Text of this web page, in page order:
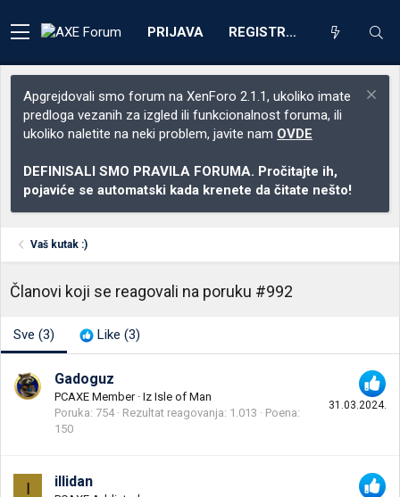
PRIJAVA REGISTRACIJA
Apgrejdovali smo forum na XenForo 2.1.1, ukoliko imate
predloga vezanih za izgled ili funkcionalnost foruma, ili
ukoliko naletite na neki problem, javite nam OVDE
DEFINISALI SMO PRAVILA FORUMA. Pročitajte ih,
pojaviće se automatski kada krenete da čitate nešto!
Vaš kutak :)
Članovi koji se reagovali na poruku #992
Sve (3) Like (3)
31.03.2024.
Gadoguz
PCAXE Member · Iz Isle of Man
Poruka 754 Rezultat reagovanja 1.013
Poena
150
I illidan